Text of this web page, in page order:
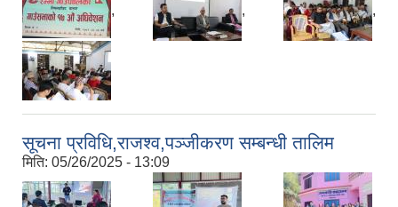
, , ,
सूचना प्रविधि,राजश्व,पञ्जीकरण सम्बन्धी तालिम
मिति: 05/26/2025 - 13:09